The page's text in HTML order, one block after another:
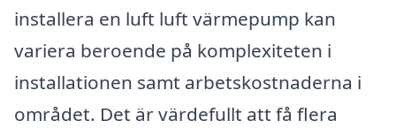
installera en luft luft värmepump kan
variera beroende på komplexiteten i
installationen samt arbetskostnaderna i
området. Det är värdefullt att få flera